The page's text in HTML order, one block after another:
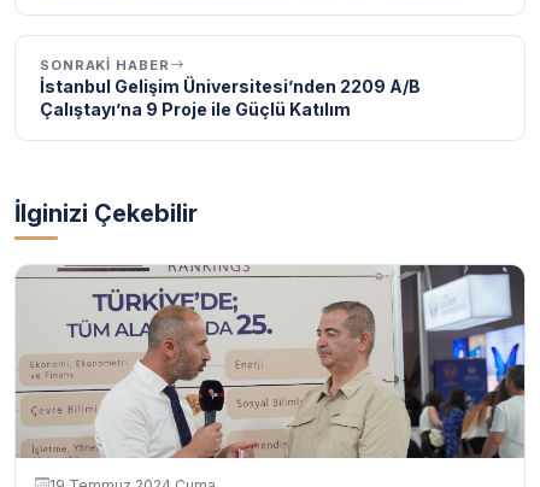
SONRAKI HABER
İstanbul Gelişim Üniversitesi’nden 2209 A/B
Çalıştayı’na 9 Proje ile Güçlü Katılım
İlginizi Çekebilir